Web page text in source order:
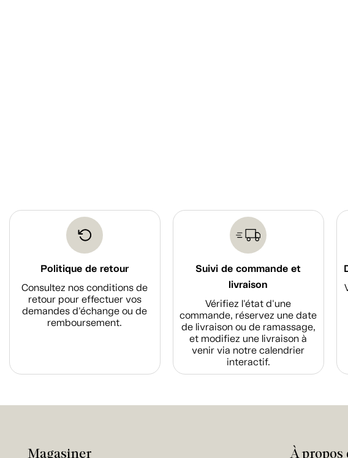
Politique de retour
Consultez nos conditions de
retour pour effectuer vos
demandes d'échange ou de
remboursement.
Suivi de commande et
livraison
Vérifiez l'état d'une
commande, réservez une date
de livraison ou de ramassage,
et modifiez une livraison à
venir via notre calendrier
interactif.
Magasiner
À propos